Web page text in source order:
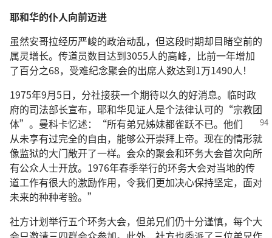
耶和华的仆人向前迈进
虽然安哥拉经历严峻的政治动乱，但这段时期却目睹空前的
属灵增长。传道员数目达到3055人的高峰，比前一年增加
了百分之68，受难纪念聚会的出席人数达到1万1490人！
1975年9月5日，分社接获一个期待以久的好消息。临时政
府的司法部长宣布，耶和华见证人是个法律认可的“宗教团
体”。曼科卡忆述：“所有弟兄姊妹都雀跃不已。 他们
从未享有过完全的自由，能够公开崇拜上帝。现在的情形就
像监狱的大门敞开了一样。会众的聚会和环务大会首次向所
有公众人士开放。1976年春季举行的环务大会对当地的传
道工作有很大的激励作用，令我们更加决心保持坚定，面对
未来的种种考验。”
社方计划举行五个环务大会，但弟兄们仍十分谨慎，每个大